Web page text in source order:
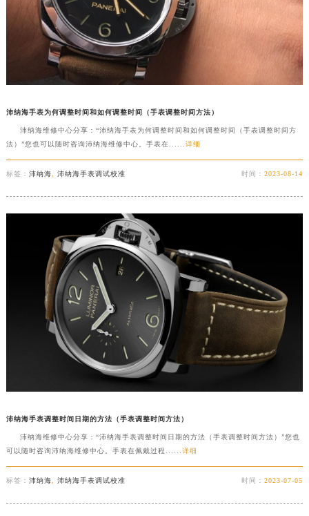
沛纳海手表为何调整时间和如何调整时间（手表调整时间方法）
沛纳海维修中心分享：“沛纳海手表为何调整时间和如何调整时间（手表调整时间方
法）”您也可以随时咨询沛纳海维修中心。手表在...... 详细
标签： 沛纳海 沛纳海手表调试校准 时间：2023-08-14
沛纳海手表调整时间日期的方法（手表调整时间方法）
沛纳海维修中心分享：“沛纳海手表调整时间日期的方法（手表调整时间方法）”您也
可以随时咨询沛纳海维修中心。手表在佩戴过程...... 详细
标签： 沛纳海 沛纳海手表调试校准 时间：2023-07-05
预约入口